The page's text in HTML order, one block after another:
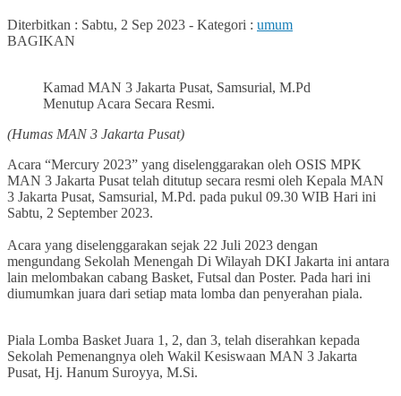
Diterbitkan : Sabtu, 2 Sep 2023 - Kategori : umum
BAGIKAN
Kamad MAN 3 Jakarta Pusat, Samsurial, M.Pd
Menutup Acara Secara Resmi.
(Humas MAN 3 Jakarta Pusat)
Acara “Mercury 2023” yang diselenggarakan oleh OSIS MPK
MAN 3 Jakarta Pusat telah ditutup secara resmi oleh Kepala MAN
3 Jakarta Pusat, Samsurial, M.Pd. pada pukul 09.30 WIB Hari ini
Sabtu, 2 September 2023.
Acara yang diselenggarakan sejak 22 Juli 2023 dengan
mengundang Sekolah Menengah Di Wilayah DKI Jakarta ini antara
lain melombakan cabang Basket, Futsal dan Poster. Pada hari ini
diumumkan juara dari setiap mata lomba dan penyerahan piala.
Piala Lomba Basket Juara 1, 2, dan 3, telah diserahkan kepada
Sekolah Pemenangnya oleh Wakil Kesiswaan MAN 3 Jakarta
Pusat, Hj. Hanum Suroyya, M.Si.